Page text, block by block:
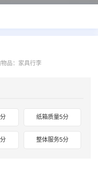
品：家具行李
纸箱质量5分
整体服务5分